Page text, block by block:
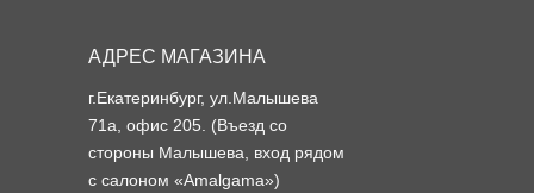
АДРЕС МАГАЗИНА
г.Екатеринбург, ул.Малышева
71а, офис 205. (Въезд со
стороны Малышева, вход рядом
с салоном «Amalgama»)